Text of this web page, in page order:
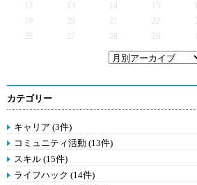
12
13 14 15
19
20 21 22
26
27 28 29 30
カテゴリー
キャリア (3件)
コミュニティ活動 (13件)
スキル (15件)
ライフハック (14件)